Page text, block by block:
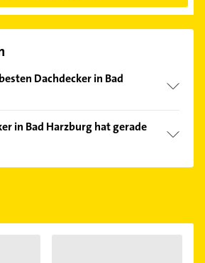
Dachdecker in Bad
und profitieren Sie von den
können Sie sich
sortiert anzeigen lassen.
in Bad Harzburg hat gerade
finden Sie alleÖffnungszeiten.
können.